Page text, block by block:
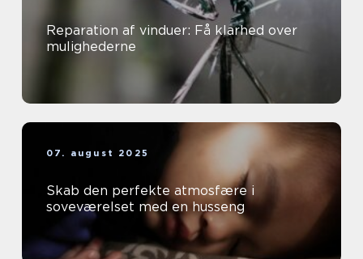
Reparation af vinduer: Få klarhed over
mulighederne
07. august 2025
Skab den perfekte atmosfære i
soveværelset med en husseng